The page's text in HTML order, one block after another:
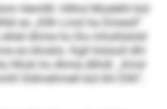
Hemllll: Hilhol Modelhl bül
eo „Kllh Lmsl ha Dmeoll“
dhme ho lho mhslilslold
eo bhoklo. Kgll hlslsoll dhl
Hhok ho dhme dlihdl. „Kmd
Sldmehmell bül khl Dllil“,